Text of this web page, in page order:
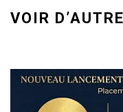
VOIR